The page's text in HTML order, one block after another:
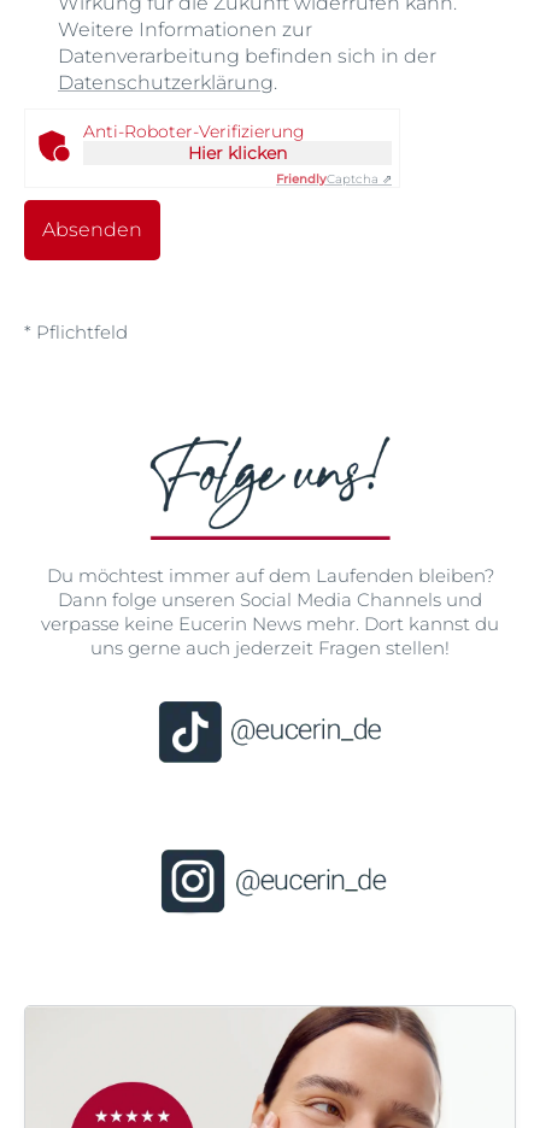
Weitere Informationen zur
Datenverarbeitung befinden sich in der
Datenschutzerklärung.
Anti-Roboter-Verifizierung
Hier klicken
FriendlyCaptcha ⇗
Absenden
* Pflichtfeld
Du möchtest immer auf dem Laufenden bleiben?
Dann folge unseren Social Media Channels und
verpasse keine Eucerin News mehr. Dort kannst du
uns gerne auch jederzeit Fragen stellen!